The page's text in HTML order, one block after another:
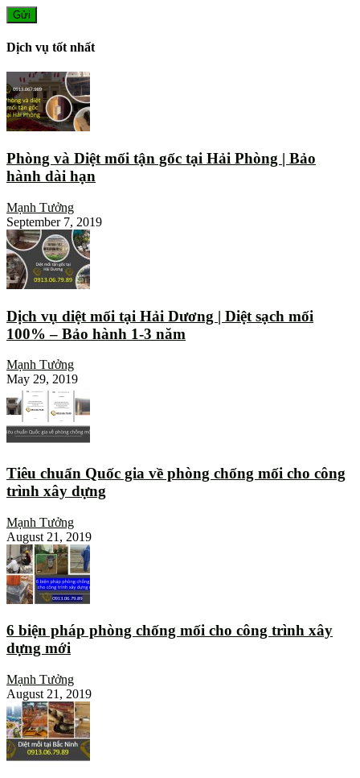
Dịch vụ tốt nhất
Phòng và Diệt mối tận gốc tại Hải Phòng | Bảo
hành dài hạn
Mạnh Tưởng
September 7, 2019
Dịch vụ diệt mối tại Hải Dương | Diệt sạch mối
100% – Bảo hành 1-3 năm
Mạnh Tưởng
May 29, 2019
Tiêu chuẩn Quốc gia về phòng chống mối cho công
trình xây dựng
Mạnh Tưởng
August 21, 2019
6 biện pháp phòng chống mối cho công trình xây
dựng mới
Mạnh Tưởng
August 21, 2019